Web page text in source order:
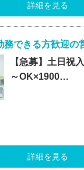
詳細を見る
【急募】土日祝
～OK×1900…
詳細を見る